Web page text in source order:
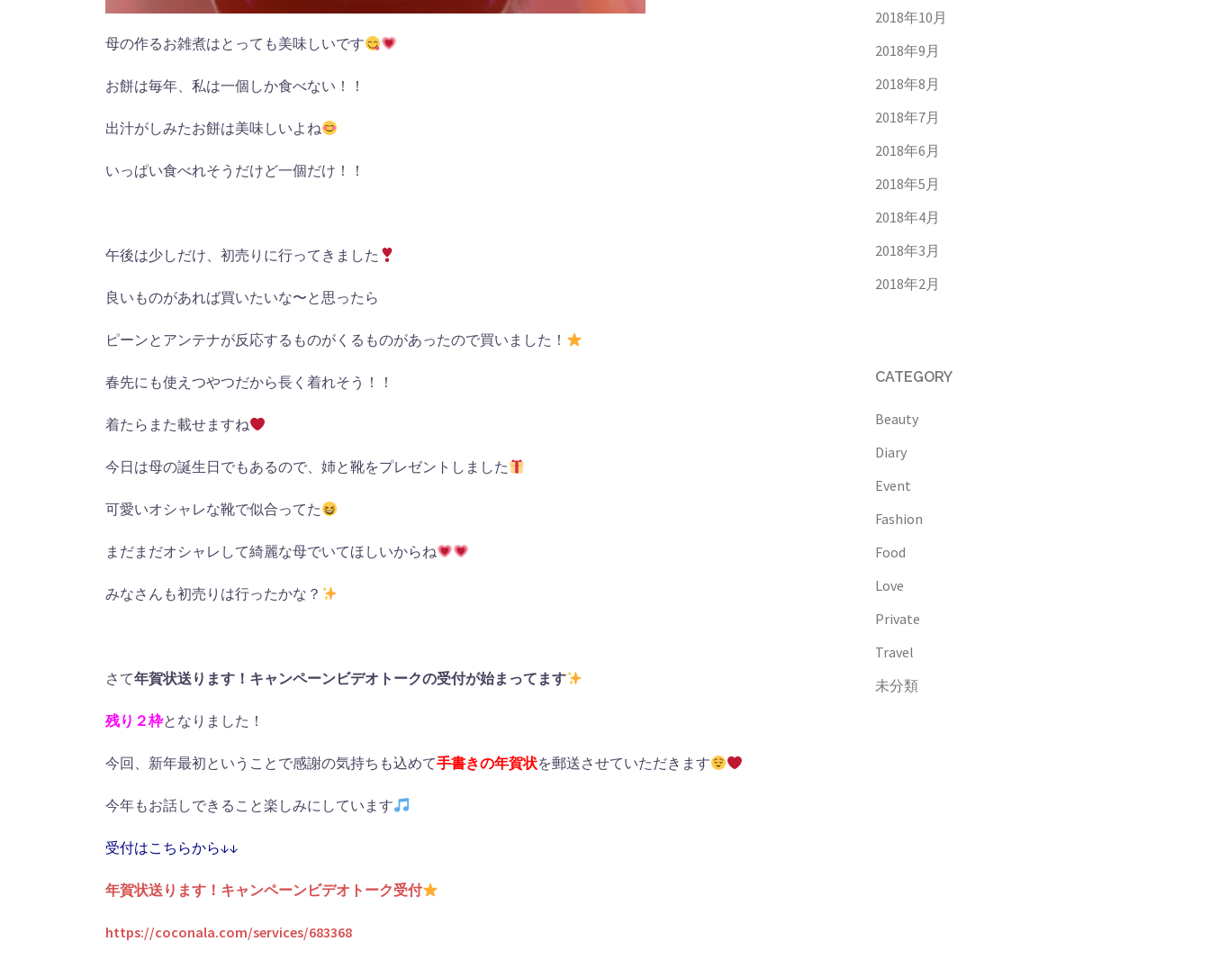
母の作るお雑煮はとっても美味しいです
お餅は毎年、私は一個しか食べない！！
出汁がしみたお餅は美味しいよね
いっぱい食べれそうだけど一個だけ！！
午後は少しだけ、初売りに行ってきました
良いものがあれば買いたいな〜と思ったら
ピーンとアンテナが反応するものがくるものがあったので買いました！
春先にも使えつやつだから長く着れそう！！
着たらまた載せますね
今日は母の誕生日でもあるので、姉と靴をプレゼントしました
可愛いオシャレな靴で似合ってた
まだまだオシャレして綺麗な母でいてほしいからね
みなさんも初売りは行ったかな？
さて年賀状送ります！キャンペーンビデオトークの受付が始まってます
残り２枠となりました！
今回、新年最初ということで感謝の気持ちも込めて手書きの年賀状を郵送させていただきます
今年もお話しできること楽しみにしています
受付はこちらから↓↓
年賀状送ります！キャンペーンビデオトーク受付
https://coconala.com/services/683368
2018年10月
2018年9月
2018年8月
2018年7月
2018年6月
2018年5月
2018年4月
2018年3月
2018年2月
CATEGORY
Beauty
Diary
Event
Fashion
Food
Love
Private
Travel
未分類